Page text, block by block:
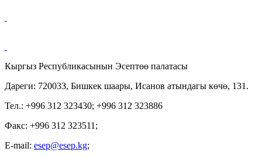
Кыргыз Республикасынын Эсептөө палатасы
Дареги: 720033, Бишкек шаары, Исанов атындагы көчө, 131.
Тел.: +996 312 323430; +996 312 323886
Факс: +996 312 323511;
E-mail: esep@esep.kg;